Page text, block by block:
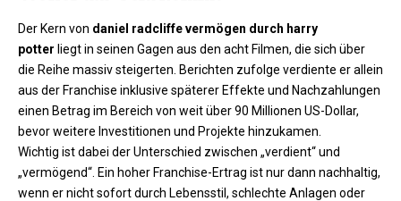
Der Kern von daniel radcliffe vermögen durch harry
potter liegt in seinen Gagen aus den acht Filmen, die sich über
die Reihe massiv steigerten. Berichten zufolge verdiente er allein
aus der Franchise inklusive späterer Effekte und Nachzahlungen
einen Betrag im Bereich von weit über 90 Millionen US-Dollar,
bevor weitere Investitionen und Projekte hinzukamen.
Wichtig ist dabei der Unterschied zwischen „verdient“ und
„vermögend“. Ein hoher Franchise-Ertrag ist nur dann nachhaltig,
wenn er nicht sofort durch Lebensstil, schlechte Anlagen oder